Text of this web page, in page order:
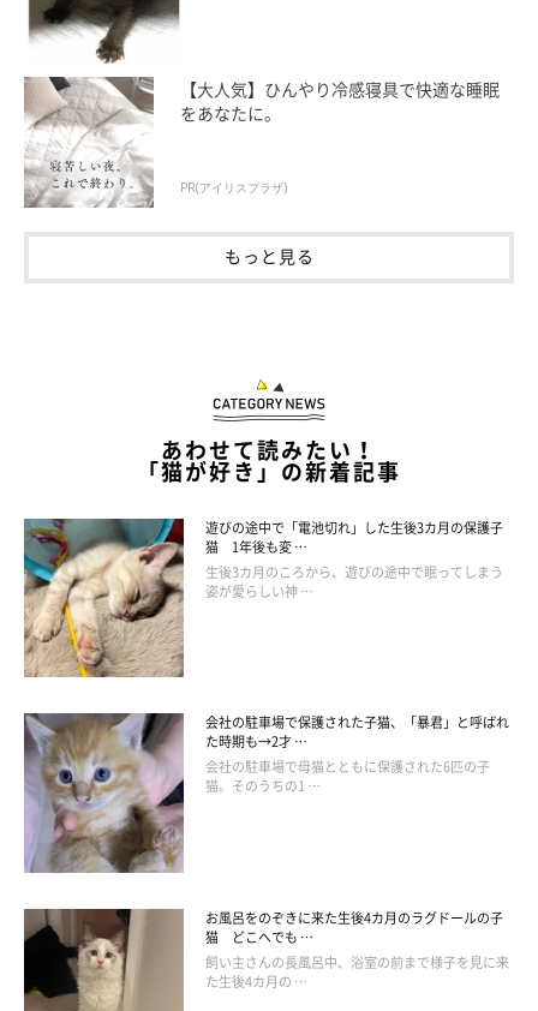
【大人気】ひんやり冷感寝具で快適な睡眠
をあなたに。
PR(アイリスプラザ)
もっと見る
あわせて読みたい！
「猫が好き」の新着記事
遊びの途中で「電池切れ」した生後3カ月の保護子
猫 1年後も変 …
生後3カ月のころから、遊びの途中で眠ってしまう
姿が愛らしい神 …
会社の駐車場で保護された子猫、「暴君」と呼ばれ
た時期も→2才 …
会社の駐車場で母猫とともに保護された6匹の子
猫。そのうちの1 …
お風呂をのぞきに来た生後4カ月のラグドールの子
猫 どこへでも …
飼い主さんの長風呂中、浴室の前まで様子を見に来
た生後4カ月の …